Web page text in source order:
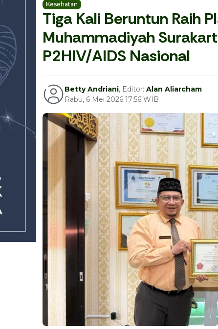
Kesehatan
Tiga Kali Beruntun Raih
Muhammadiyah
P2HIV/AIDS Nasional
Betty Andriani, Editor: Alan Aliarcham
Rabu, 6 Mei 2026 17:56 WIB